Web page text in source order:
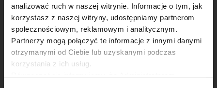
analizować ruch w naszej witrynie. Informacje o tym, jak
korzystasz z naszej witryny, udostępniamy partnerom
społecznościowym, reklamowym i analitycznym.
Partnerzy mogą połączyć te informacje z innymi danymi
otrzymanymi od Ciebie lub uzyskanymi podczas
korzystania z ich usług.
×